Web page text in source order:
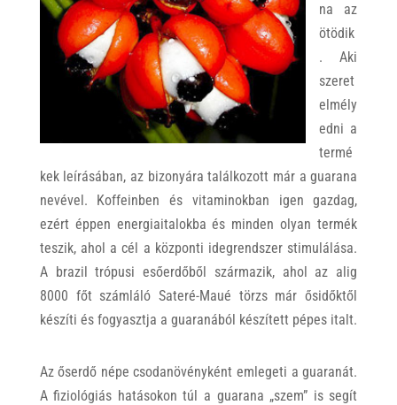
na az
ötödik
. Aki
szeret
elmély
edni a
termé
kek leírásában, az bizonyára találkozott már a guarana
nevével. Koffeinben és vitaminokban igen gazdag,
ezért éppen energiaitalokba és minden olyan termék
teszik, ahol a cél a központi idegrendszer stimulálása.
A brazil trópusi esőerdőből származik, ahol az alig
8000 főt számláló Sateré-Maué törzs már ősidőktől
készíti és fogyasztja a guaranából készített pépes italt.
Az őserdő népe csodanövényként emlegeti a guaranát.
A fiziológiás hatásokon túl a guarana „szem” is segít